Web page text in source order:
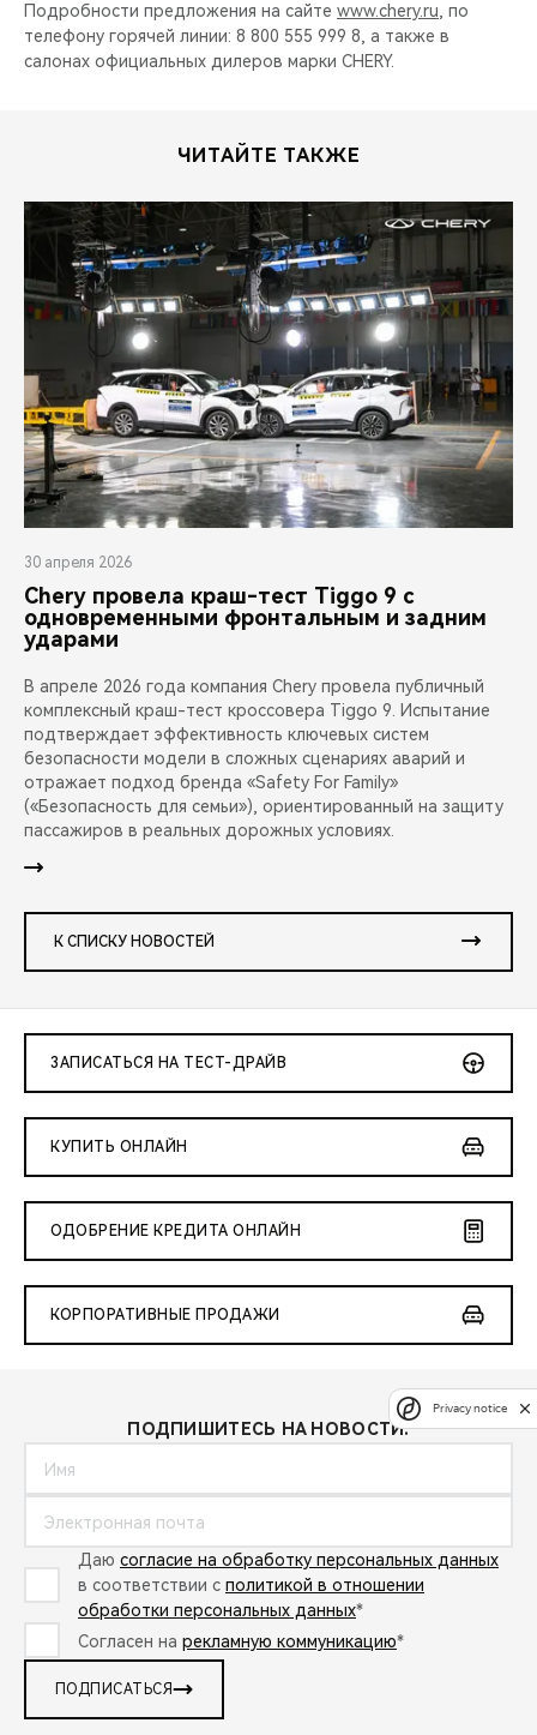
Подробности предложения на сайте www.chery.ru , по
телефону горячей линии: 8 800 555 999 8, а также в
салонах официальных дилеров марки CHERY.
ЧИТАЙТЕ ТАКЖЕ
30 апреля 2026
Chery провела краш-тест Tiggo 9 с
одновременными фронтальным и задним
ударами
В апреле 2026 года компания Chery провела публичный
комплексный краш-тест кроссовера Tiggo 9. Испытание
подтверждает эффективность ключевых систем
безопасности модели в сложных сценариях аварий и
отражает подход бренда «Safety For Family»
(«Безопасность для семьи»), ориентированный на защиту
пассажиров в реальных дорожных условиях.
К СПИСКУ НОВОСТЕЙ
ЗАПИСАТЬСЯ НА ТЕСТ-ДРАЙВ
КУПИТЬ ОНЛАЙН
ОДОБРЕНИЕ КРЕДИТА ОНЛАЙН
КОРПОРАТИВНЫЕ ПРОДАЖИ
ПОДПИШИТЕСЬ НА НОВОСТИ:
Даю согласие на обработку персональных данных
в соответствии с политикой в отношении
обработки персональных данных*
Согласен на рекламную коммуникацию*
ПОДПИСАТЬСЯ
Privacy notice